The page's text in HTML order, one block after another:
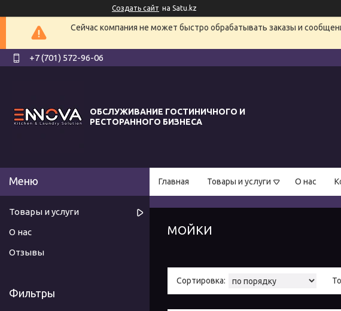
Создать сайт на Satu.kz
Сейчас компания не может быстро обрабатывать заказы и
+7 (701) 572-96-06
ОБСЛУЖИВАНИЕ ГОСТИНИЧНОГО И
РЕСТОРАННОГО БИЗНЕСА
Главная Товары и услуги О нас
МОЙКИ
Товары и услуги
О нас
Отзывы
Фильтры